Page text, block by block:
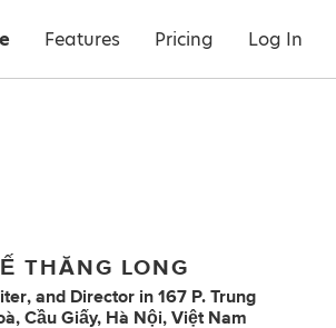
Features Pricing Log In
THĂNG LONG
, and Director in167 P. Trung
Cầu Giấy, Hà Nội, Việt Nam